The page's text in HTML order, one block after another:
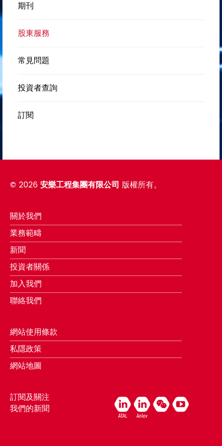
期刊
股東服務
常見問題
投資者查詢
訂閱
© 2026安樂工程集團有限公司 版權所有。
關於我們
業務範疇
新聞
投資者關係
加入我們
聯絡我們
網站使用條款
私隱政策
網站地圖
訂閱及關注
我們的新聞